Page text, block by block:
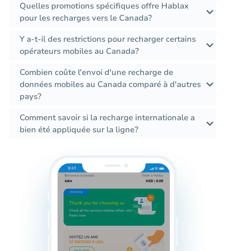
Quelles promotions spécifiques offre Hablax
pour les recharges vers le Canada?
Y a-t-il des restrictions pour recharger certains
opérateurs mobiles au Canada?
Combien coûte l'envoi d'une recharge de
données mobiles au Canada comparé à d'autres
pays?
Comment savoir si la recharge internationale a
bien été appliquée sur la ligne?